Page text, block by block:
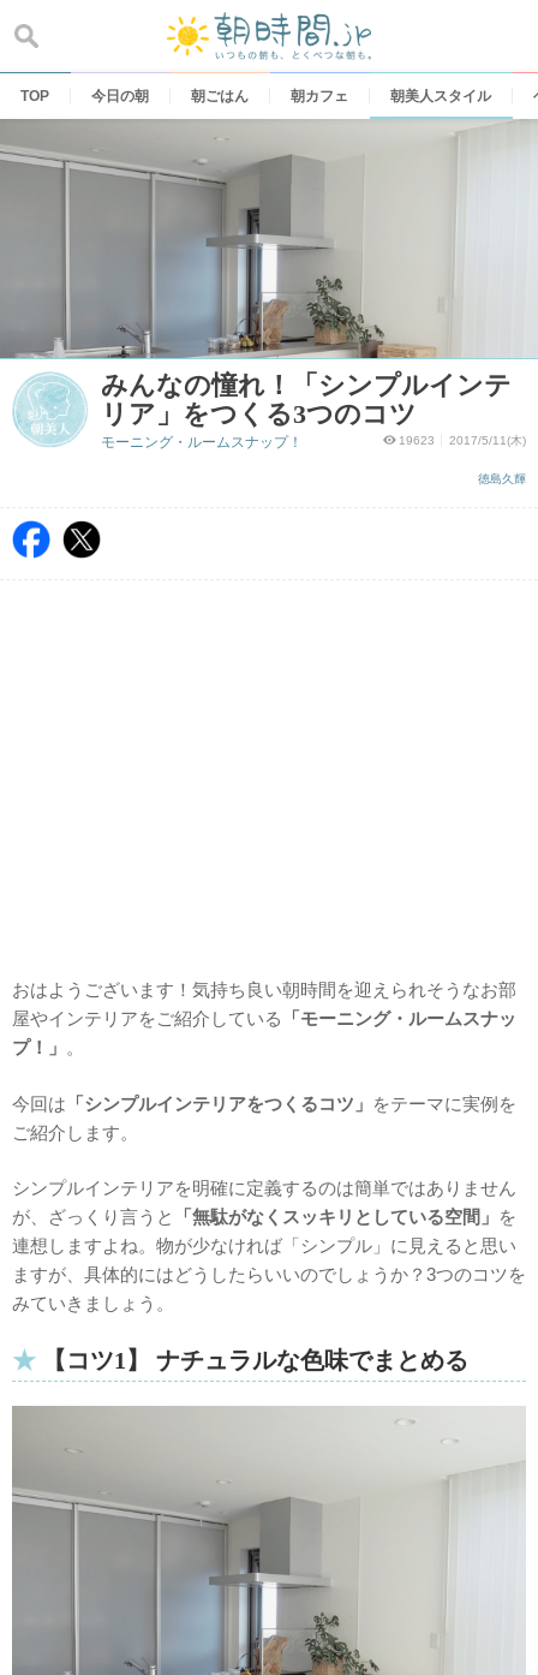
content
TOP 今日の朝 朝ごはん 朝カフェ 朝美人スタイル
みんなの憧れ！「シンプルインテ
リア」をつくる3つのコツ
19623 2017/5/11(木)
徳島久輝
モーニング・ルームスナップ！
おはようございます！気持ち良い朝時間を迎えられそうなお部
屋やインテリアをご紹介している
「モーニング・ルームスナッ
プ！」 。
今回は 「シンプルインテリアをつくるコツ」 をテーマに実例を
ご紹介します。
シンプルインテリアを明確に定義するのは簡単ではありません
が、ざっくり言うと
「無駄がなくスッキリとしている空間」 を
連想しますよね。物が少なければ「シンプル」に見えると思い
ますが、具体的にはどうしたらいいのでしょうか？3つのコツを
みていきましょう。
【コツ1】 ナチュラルな色味でまとめる